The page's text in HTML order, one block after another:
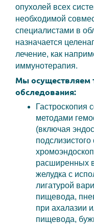
опухолей всех
необходимой
специалистами в
назначается
лечение, как
иммунотерапия.
Мы осуществляем
обследования:
Гастроскопия
методами
(включая
расширенных
желудка с
лигатурой
пищевода,
при ахалазии
пищевода,